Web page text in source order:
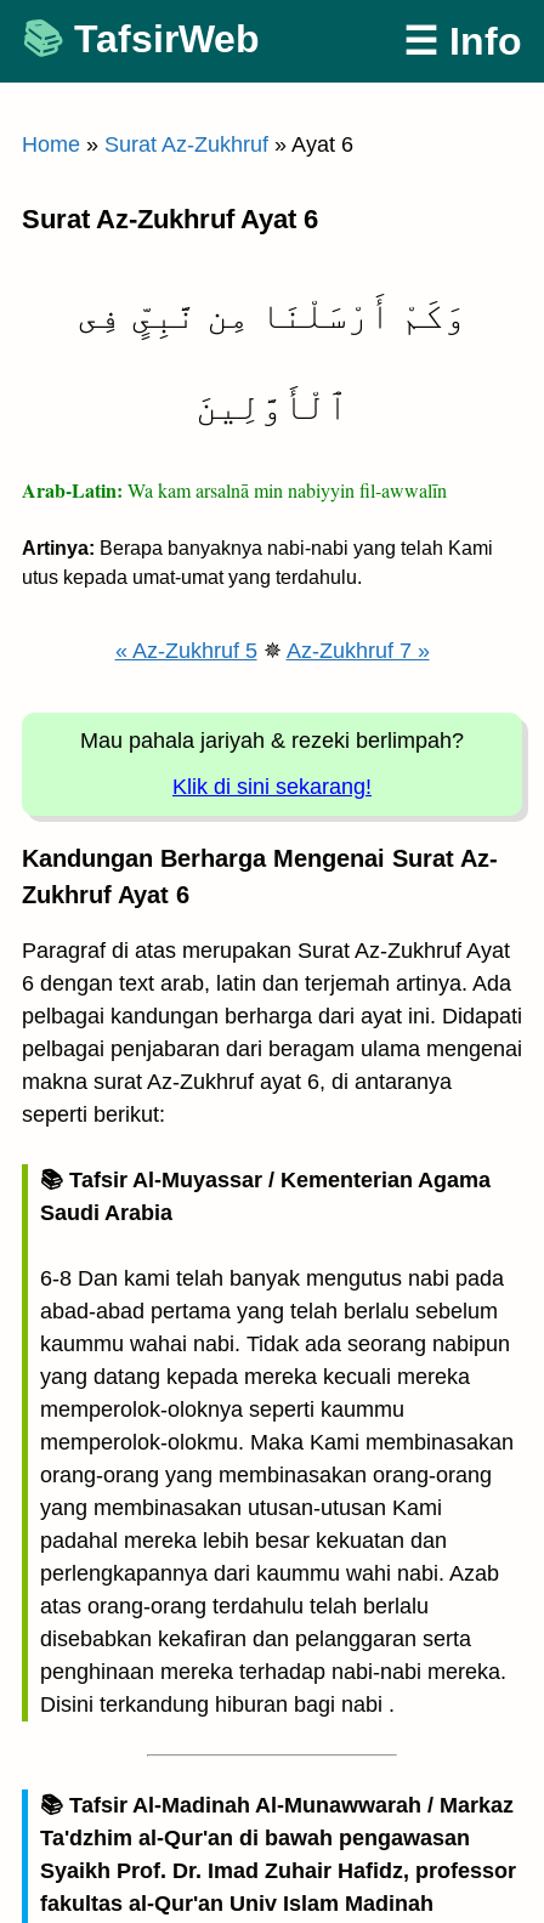
Skip
content
TafsirWeb ☰ Info
Home » Surat Az-Zukhruf » Ayat 6
Surat Az-Zukhruf Ayat 6
وَكَمْ أَرْسَلْنَا مِن نَّبِىٍّ فِى
ٱلْأَوَّلِينَ
Arab-Latin: Wa kam arsalnā min nabiyyin fil-awwalīn
Artinya: Berapa banyaknya nabi-nabi yang telah Kami
utus kepada umat-umat yang terdahulu.
« Az-Zukhruf 5✵ Az-Zukhruf 7 »
Mau pahala jariyah & rezeki berlimpah?
Klik di sini sekarang!
Kandungan Berharga Mengenai Surat Az-
Zukhruf Ayat 6
Paragraf di atas merupakan Surat Az-Zukhruf Ayat
6 dengan text arab, latin dan terjemah artinya. Ada
pelbagai kandungan berharga dari ayat ini. Didapati
pelbagai penjabaran dari beragam ulama mengenai
makna surat Az-Zukhruf ayat 6, di antaranya
seperti berikut:
📚 Tafsir Al-Muyassar / Kementerian Agama
Saudi Arabia
6-8 Dan kami telah banyak mengutus nabi pada
abad-abad pertama yang telah berlalu sebelum
kaummu wahai nabi. Tidak ada seorang nabipun
yang datang kepada mereka kecuali mereka
memperolok-oloknya seperti kaummu
memperolok-olokmu. Maka Kami membinasakan
orang-orang yang membinasakan orang-orang
yang membinasakan utusan-utusan Kami
padahal mereka lebih besar kekuatan dan
perlengkapannya dari kaummu wahi nabi. Azab
atas orang-orang terdahulu telah berlalu
disebabkan kekafiran dan pelanggaran serta
penghinaan mereka terhadap nabi-nabi mereka.
Disini terkandung hiburan bagi nabi .
📚 Tafsir Al-Madinah Al-Munawwarah / Markaz
Ta'dzhim al-Qur'an di bawah pengawasan
Syaikh Prof. Dr. Imad Zuhair Hafidz, professor
fakultas al-Qur'an Univ Islam Madinah